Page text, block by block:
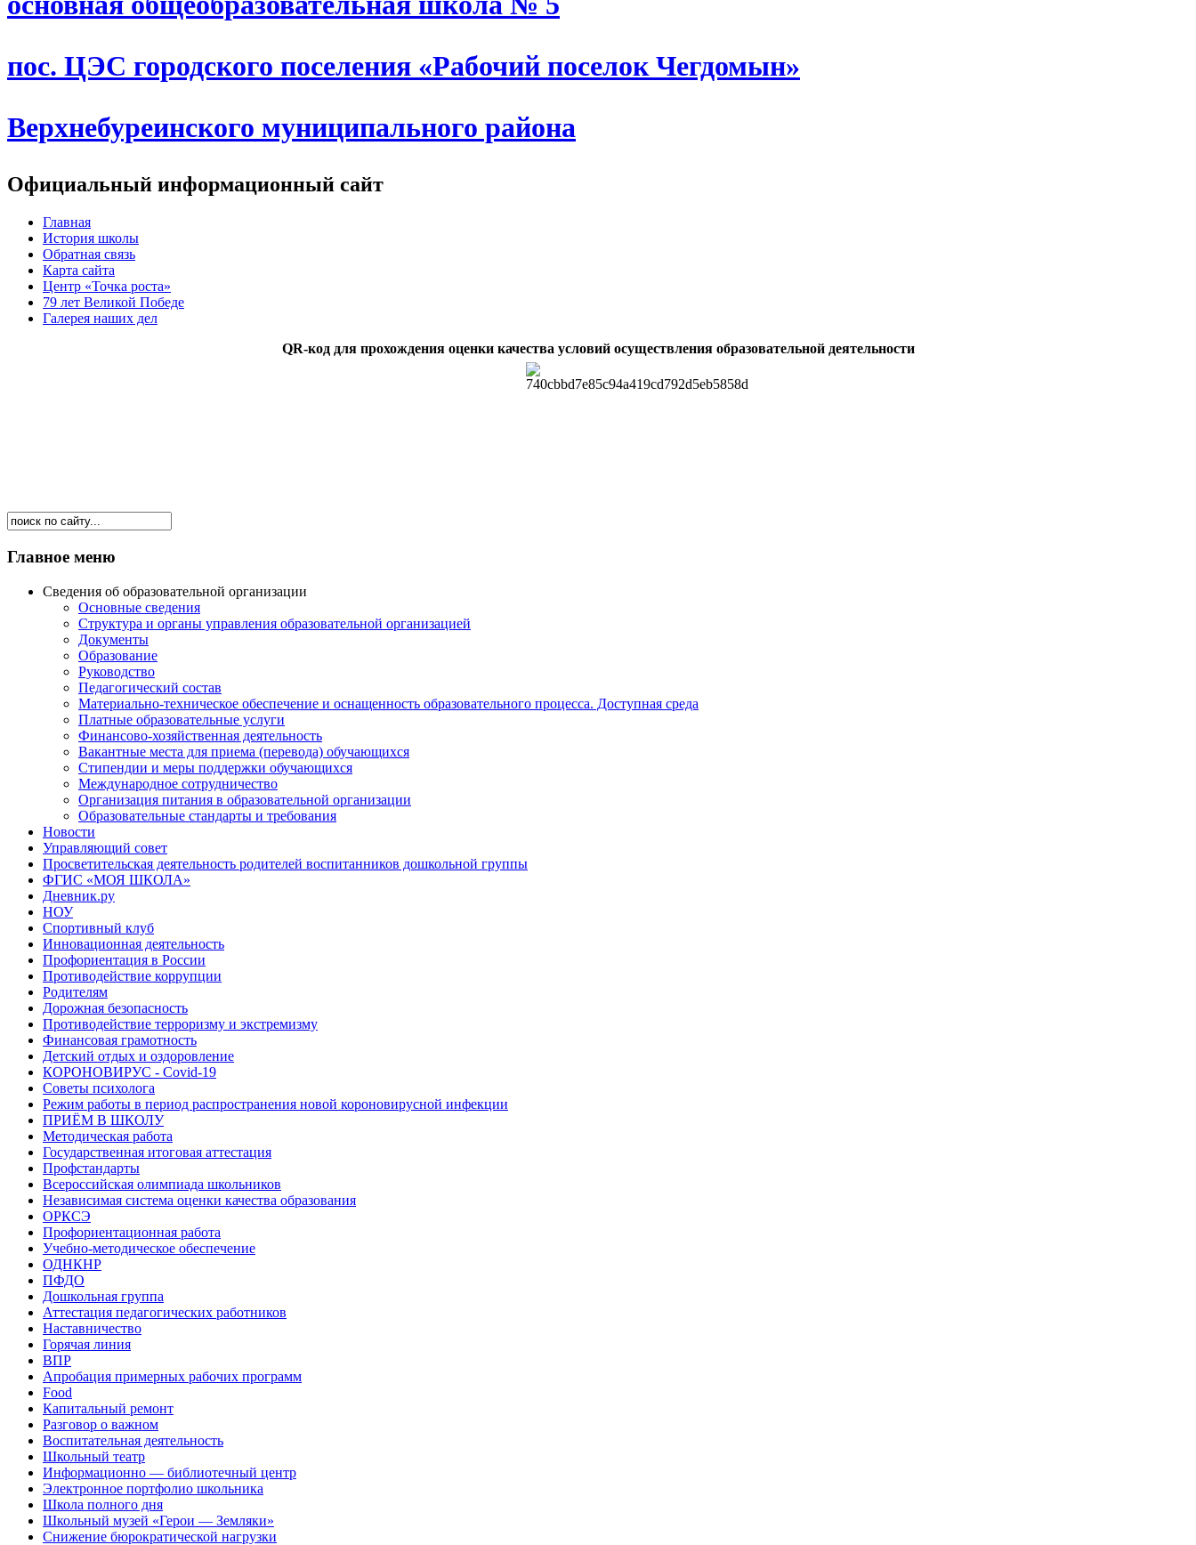
пос. ЦЭС городского поселения «Рабочий поселок Чегдомын»
Верхнебуреинского муниципального района
Официальный информационный сайт
Главная
История школы
Обратная связь
Карта сайта
Центр «Точка роста»
79 лет Великой Победе
Галерея наших дел
QR-код для прохождения оценки качества условий осуществления образовательной деятельности
Главное меню
Сведения об образовательной организации
Основные сведения
Структура и органы управления образовательной организацией
Документы
Образование
Руководство
Педагогический состав
Материально-техническое обеспечение и оснащенность образовательного процесса. Доступная среда
Платные образовательные услуги
Финансово-хозяйственная деятельность
Вакантные места для приема (перевода) обучающихся
Стипендии и меры поддержки обучающихся
Международное сотрудничество
Организация питания в образовательной организации
Образовательные стандарты и требования
Новости
Управляющий совет
Просветительская деятельность родителей воспитанников дошкольной группы
ФГИС «МОЯ ШКОЛА»
Дневник.ру
НОУ
Спортивный клуб
Инновационная деятельность
Профориентация в России
Противодействие коррупции
Родителям
Дорожная безопасность
Противодействие терроризму и экстремизму
Финансовая грамотность
Детский отдых и оздоровление
КОРОНОВИРУС - Covid-19
Советы психолога
Режим работы в период распространения новой короновирусной инфекции
ПРИЁМ В ШКОЛУ
Методическая работа
Государственная итоговая аттестация
Профстандарты
Всероссийская олимпиада школьников
Независимая система оценки качества образования
ОРКСЭ
Профориентационная работа
Учебно-методическое обеспечение
ОДНКНР
ПФДО
Дошкольная группа
Аттестация педагогических работников
Наставничество
Горячая линия
ВПР
Апробация примерных рабочих программ
Food
Капитальный ремонт
Разговор о важном
Воспитательная деятельность
Школьный театр
Информационно — библиотечный центр
Электронное портфолио школьника
Школа полного дня
Школьный музей «Герои — Земляки»
Снижение бюрократической нагрузки